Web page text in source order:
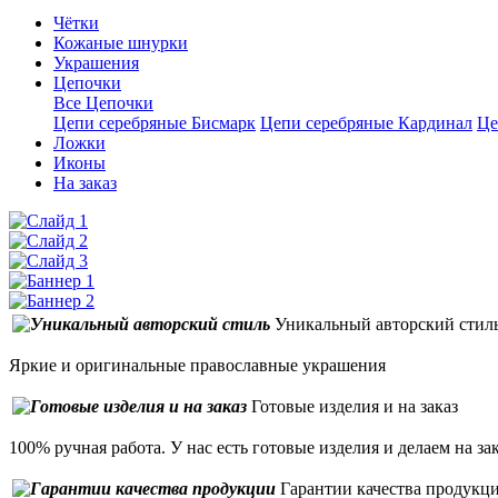
Чётки
Кожаные шнурки
Украшения
Цепочки
Все Цепочки
Цепи серебряные Бисмарк Цепи серебряные Кардинал
Ложки
Иконы
На заказ
Уникальный авторский
Яркие и оригинальные православные украшения
Готовые изделия и на заказ
100% ручная работа. У нас есть готовые изделия и делаем на
Гарантии качества